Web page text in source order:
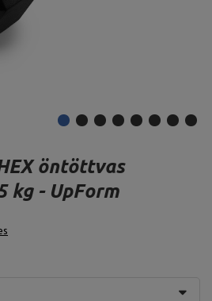
öntöttvas
kg - UpForm